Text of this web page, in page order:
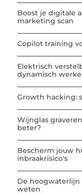
Boost je digitale
marketing scan
Copilot training
Elektrisch
dynamisch
Growth hacking:
Wijnglas
beter?
Bescherm jouw
inbraakrisico's
De
weten